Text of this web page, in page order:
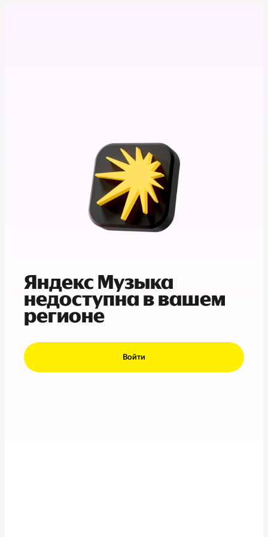
Яндекс Музыка
недоступна в вашем
регионе
Войти